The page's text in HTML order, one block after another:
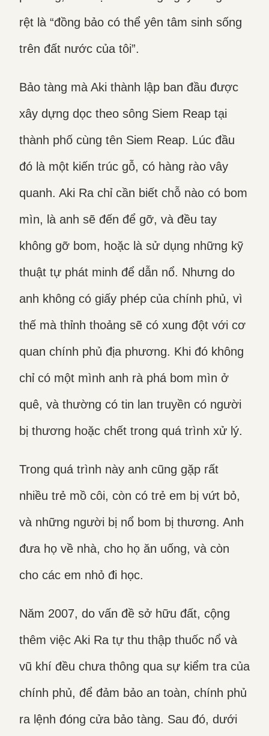
rệt là “đồng bảo có thể yên tâm sinh sống
trên đất nước của tôi”.
Bảo tàng mà Aki thành lập ban đầu được
xây dựng dọc theo sông Siem Reap tại
thành phố cùng tên Siem Reap. Lúc đầu
đó là một kiến trúc gỗ, có hàng rào vây
quanh. Aki Ra chỉ cần biết chỗ nào có bom
mìn, là anh sẽ đến để gỡ, và đều tay
không gỡ bom, hoặc là sử dụng những kỹ
thuật tự phát minh để dẫn nổ. Nhưng do
anh không có giấy phép của chính phủ, vì
thế mà thỉnh thoảng sẽ có xung đột với cơ
quan chính phủ địa phương. Khi đó không
chỉ có một mình anh rà phá bom mìn ở
quê, và thường có tin lan truyền có người
bị thương hoặc chết trong quá trình xử lý.
Trong quá trình này anh cũng gặp rất
nhiều trẻ mồ côi, còn có trẻ em bị vứt bỏ,
và những người bị nổ bom bị thương. Anh
đưa họ về nhà, cho họ ăn uống, và còn
cho các em nhỏ đi học.
Năm 2007, do vấn đề sở hữu đất, cộng
thêm việc Aki Ra tự thu thập thuốc nổ và
vũ khí đều chưa thông qua sự kiểm tra của
chính phủ, để đảm bảo an toàn, chính phủ
ra lệnh đóng cửa bảo tàng. Sau đó, dưới